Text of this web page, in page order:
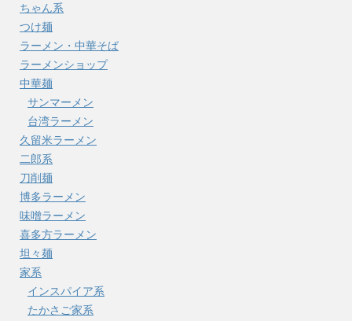
ちゃん系
つけ麺
ラーメン・中華そば
ラーメンショップ
中華麺
サンマーメン
台湾ラーメン
久留米ラーメン
二郎系
刀削麺
博多ラーメン
味噌ラーメン
喜多方ラーメン
坦々麺
家系
インスパイア系
たかさご家系